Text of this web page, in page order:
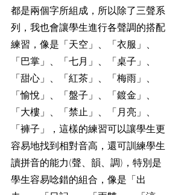
都是兩個字所組成，所以除了三聲系
列，我也會讓學生進行各聲調的搭配
練習，像是「天空」、「衣服」、
「巴掌」、「七月」、「桌子」、
「甜心」、「紅茶」、「梅雨」、
「愉悅」、「盤子」、「鍍金」、
「大樓」、「禁止」、「月亮」、
「褲子」，這樣的練習可以讓學生更
容易地找到相對音高，還可訓練學生
讀拼音的能力(聲、韻、調)，特別是
學生容易唸錯的組合，像是「出